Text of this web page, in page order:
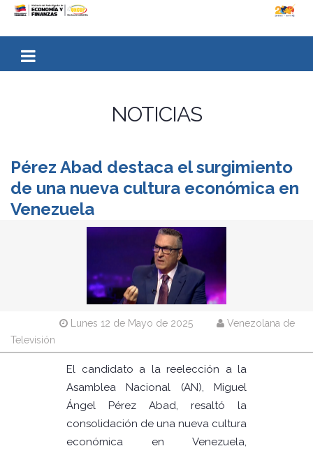
NOTICIAS
Pérez Abad destaca el surgimiento
de una nueva cultura económica en
Venezuela
Lunes 12 de Mayo de 2025
Venezolana de
Televisión
El candidato a la reelección a la
Asamblea Nacional (AN), Miguel
Ángel Pérez Abad, resaltó la
consolidación de una nueva cultura
económica en Venezuela,